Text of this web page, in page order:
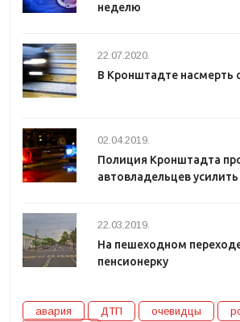
неделю
22.07.2020.
В Кронштадте насмерть
02.04.2019.
Полиция Кронштадта
автовладельцев
22.03.2019.
На пешеходном
пенсионерку
авария ДТП очевидцы